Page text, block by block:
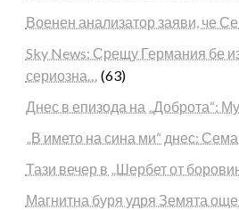
Военен анализатор заяви, че
Sky News: Срещу Германия бе
сериозна… (63)
Днес в епизода на „Доброта“:
„В името на сина ми“ днес:
Тази вечер в „Шербет от
Магнитна буря удря Земята